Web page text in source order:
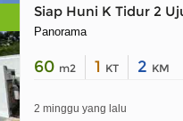
Siap Huni K Tidur 2
Panorama
60 m2 1 KT 2 KM
2 minggu yang lalu